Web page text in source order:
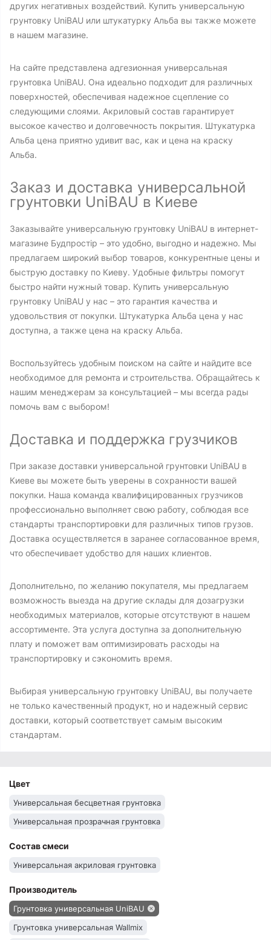
других негативных воздействий. Купить универсальную
грунтовку UniBAU или штукатурку Альба вы также можете
в нашем магазине.
На сайте представлена адгезионная универсальная
грунтовка UniBAU. Она идеально подходит для различных
поверхностей, обеспечивая надежное сцепление со
следующими слоями. Акриловый состав гарантирует
высокое качество и долговечность покрытия. Штукатурка
Альба цена приятно удивит вас, как и цена на краску
Альба.
Заказ и доставка универсальной
грунтовки UniBAU в Киеве
Заказывайте универсальную грунтовку UniBAU в интернет-
магазине Будпростір – это удобно, выгодно и надежно. Мы
предлагаем широкий выбор товаров, конкурентные цены и
быструю доставку по Киеву. Удобные фильтры помогут
быстро найти нужный товар. Купить универсальную
грунтовку UniBAU у нас – это гарантия качества и
удовольствия от покупки. Штукатурка Альба цена у нас
доступна, а также цена на краску Альба.
Воспользуйтесь удобным поиском на сайте и найдите все
необходимое для ремонта и строительства. Обращайтесь к
нашим менеджерам за консультацией – мы всегда рады
помочь вам с выбором!
Доставка и поддержка грузчиков
При заказе доставки универсальной грунтовки UniBAU в
Киеве вы можете быть уверены в сохранности вашей
покупки. Наша команда квалифицированных грузчиков
профессионально выполняет свою работу, соблюдая все
стандарты транспортировки для различных типов грузов.
Доставка осуществляется в заранее согласованное время,
что обеспечивает удобство для наших клиентов.
Дополнительно, по желанию покупателя, мы предлагаем
возможность выезда на другие склады для дозагрузки
необходимых материалов, которые отсутствуют в нашем
ассортименте. Эта услуга доступна за дополнительную
плату и поможет вам оптимизировать расходы на
транспортировку и сэкономить время.
Выбирая универсальную грунтовку UniBAU, вы получаете
не только качественный продукт, но и надежный сервис
доставки, который соответствует самым высоким
стандартам.
Цвет
Универсальная бесцветная грунтовка
Универсальная прозрачная грунтовка
Состав смеси
Универсальная акриловая грунтовка
Производитель
Грунтовка универсальная UniBAU
Грунтовка универсальная Wallmix